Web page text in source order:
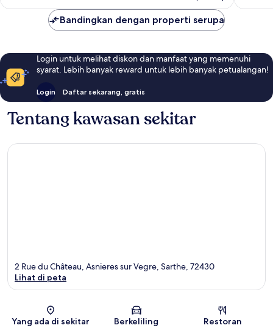
Bandingkan dengan properti serupa
Login untuk melihat diskon dan manfaat yang memenuhi
syarat. Lebih banyak reward untuk lebih banyak petualangan!
Login Daftar sekarang, gratis
Tentang kawasan sekitar
Peta
2 Rue du Château, Asnieres sur Vegre, Sarthe, 72430
Lihat di peta
Yang ada di sekitar Berkeliling Restoran